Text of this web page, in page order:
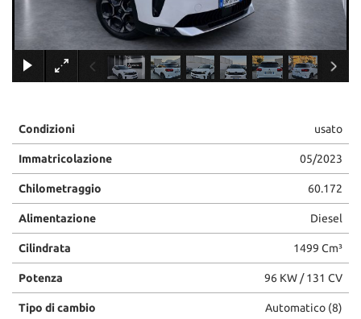
×
Condizioni usato
Immatricolazione 05/2023
Chilometraggio 60.172
Alimentazione Diesel
Cilindrata 1499 Cm³
Potenza 96 KW / 131 CV
Tipo di cambio Automatico (8)
adottiamo
per
offrire
le
svolgere
attività
di
descritte.
Per
ottenere
maggiori
informazioni
sull'utilità
e